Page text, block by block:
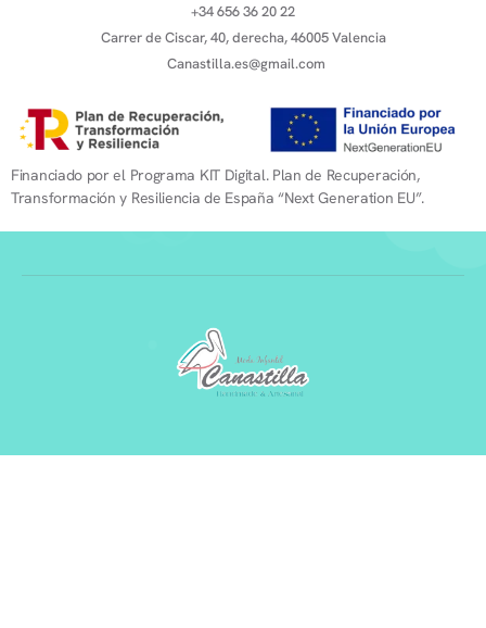
+34 656 36 20 22
Carrer de Ciscar, 40, derecha, 46005 Valencia
Canastilla.es@gmail.com
Financiado por el Programa KIT Digital. Plan de Recuperación,
Transformación y Resiliencia de España “Next Generation EU”.